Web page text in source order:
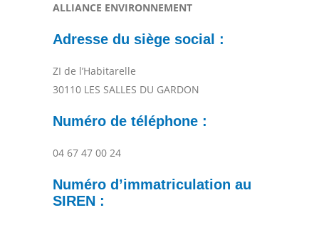
ALLIANCE ENVIRONNEMENT
Adresse du siège social :
ZI de l’Habitarelle
30110 LES SALLES DU GARDON
Numéro de téléphone :
04 67 47 00 24
Numéro d’immatriculation au
SIREN :